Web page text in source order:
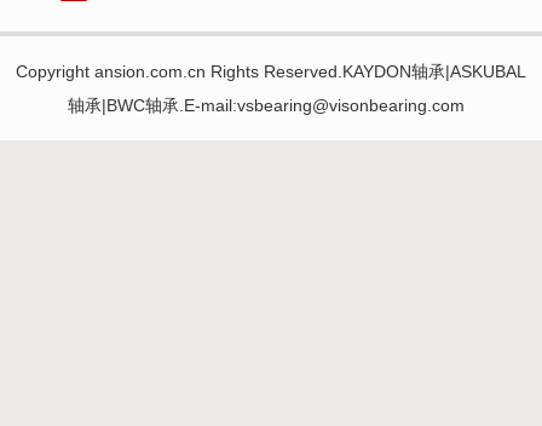
Copyright ansion.com.cn Rights Reserved.KAYDON轴承|ASKUBAL
轴承|BWC轴承.E-mail:vsbearing@visonbearing.com